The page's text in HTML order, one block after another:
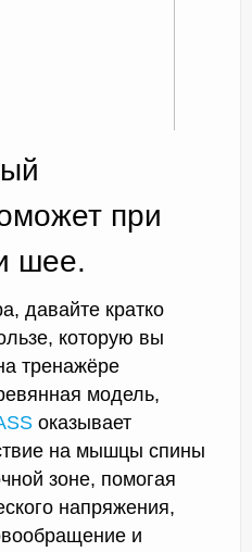
при
шее.
давайте кратко
которую вы
тренажёре
модель,
оказывает
на мышцы спины
зоне, помогая
напряжения,
и